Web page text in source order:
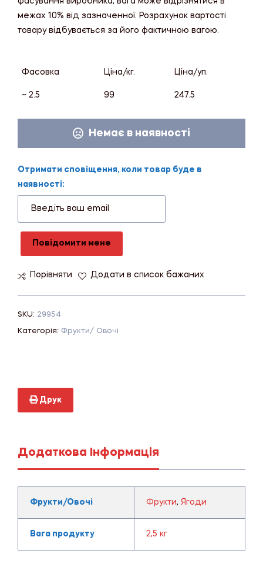
межах 10% від зазначенної. Розрахунок вартості
товару відбувається за його фактичною вагою.
Фасовка Ціна/кг. Ціна/уп.
~ 2.5 99 247.5
Немає в наявності
Отримати сповіщення, коли товар буде в
наявності:
Повідомити мене
Порівняти Додати в список бажаних
SKU: 29954
Категорія: Фрукти/ Овочі
Друк
Додаткова Інформація
Фрукти/Овочі Фрукти, Ягоди
Вага продукту 2,5 кг